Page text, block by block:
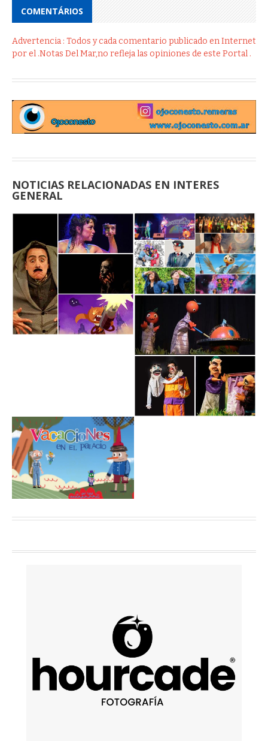
COMENTÁRIOS
Advertencia : Todos y cada comentario publicado en Internet
por el .Notas Del Mar,no refleja las opiniones de este Portal .
NOTICIAS RELACIONADAS EN INTERES
GENERAL